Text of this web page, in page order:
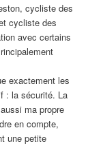
cycliste des
cycliste des
avec certains
exactement les
: la sécurité. La
ma propre
en compte,
une petite